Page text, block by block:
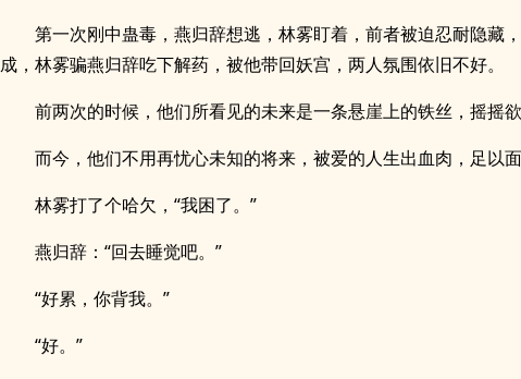
第一次刚中蛊毒，燕归辞想逃，林雾盯着，前者被迫忍耐隐藏
成，林雾骗燕归辞吃下解药，被他带回妖宫，两人氛围依旧不好。
前两次的时候，他们所看见的未来是一条悬崖上的铁丝，摇摇欲
而今，他们不用再忧心未知的将来，被爱的人生出血肉，足以面
林雾打了个哈欠，“我困了。”
燕归辞：“回去睡觉吧。”
“好累，你背我。”
“好。”